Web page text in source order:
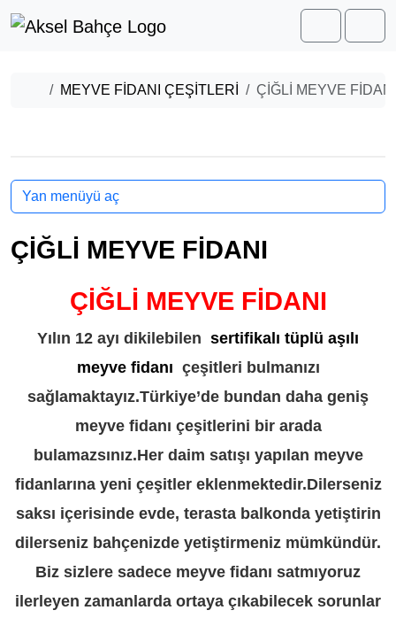
Cart
Home
MEYVE FİDANI ÇEŞİTLERİ ÇİĞLİ MEYVE FİDANI
ÇİĞLİ MEYVE FİDANI
ÇİĞLİ MEYVE FİDANI
Yılın 12 ayı dikilebilen sertifikalı tüplü aşılı
meyve fidanı çeşitleri bulmanızı
sağlamaktayız.Türkiye’de bundan daha geniş
meyve fidanı çeşitlerini bir arada
bulamazsınız.Her daim satışı yapılan meyve
fidanlarına yeni çeşitler eklenmektedir.Dilerseniz
saksı içerisinde evde, terasta balkonda yetiştirin
dilerseniz bahçenizde yetiştirmeniz mümkündür.
Biz sizlere sadece meyve fidanı satmıyoruz
ilerleyen zamanlarda ortaya çıkabilecek sorunlar
Yan menüyü aç